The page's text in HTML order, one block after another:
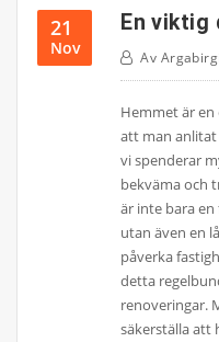
21
Nov
En viktig
Av
Hemmet är en
att man anlitat
vi spenderar
bekväma och
är inte bara
utan även en
påverka
detta
renoveringar.
säkerställa att